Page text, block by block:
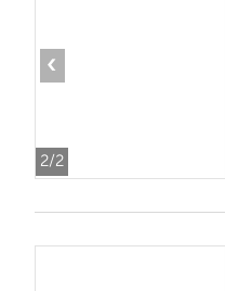
2/2
‹